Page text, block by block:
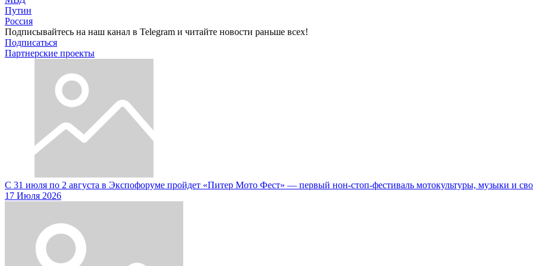
Путин
Россия
Подписывайтесь на наш канал в Telegram и читайте новости раньше всех!
Подписаться
Партнерские проекты
С 31 июля по 2 августа в Экспофоруме пройдет «Питер Мото Фест» — первый нон-стоп-фестиваль мотокультуры, музыки и
17 Июля 2026